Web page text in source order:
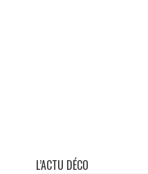
L’ACTU DÉCO